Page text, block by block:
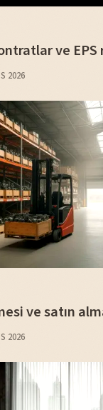
ve
2026
ve satın
2026